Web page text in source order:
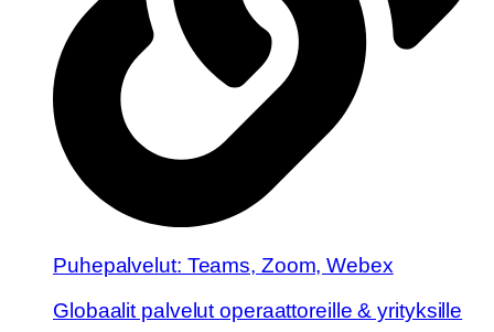
Puhepalvelut: Teams, Zoom, Webex
Globaalit palvelut operaattoreille & yrityksille